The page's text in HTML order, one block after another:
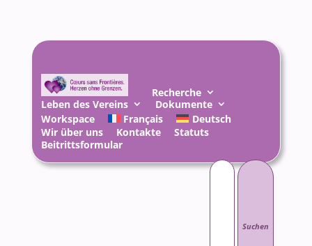
Recherche
Leben des Vereins
Dokumente
Workspace
Français
Deutsch
Wir über uns
Kontakte
Statuts
Beitrittsformular
Suchen
nach: